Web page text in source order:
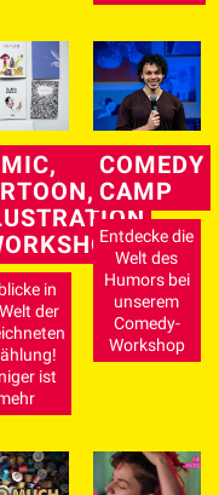
in
der
ist
COMEDY
CAMP
Entdecke die
Welt des
Humors bei
unserem
Comedy-
Workshop